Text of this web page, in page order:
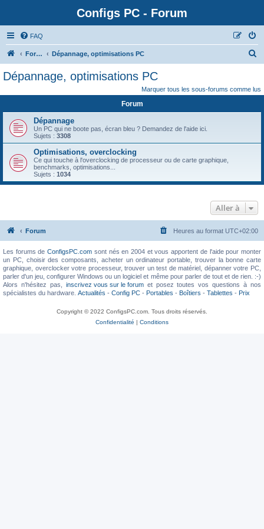
Configs PC - Forum
FAQ
Forum Dépannage, optimisations PC
Dépannage, optimisations PC
Marquer tous les sous-forums comme lus
Forum
Dépannage
Un PC qui ne boote pas, écran bleu ? Demandez de l'aide ici.
Sujets : 3308
Optimisations, overclocking
Ce qui touche à l'overclocking de processeur ou de carte graphique,
benchmarks, optimisations...
Sujets : 1034
Aller à
Forum Heures au format UTC+02:00
Les forums deConfigsPC.com sont nés en 2004 et vous apportent de l'aide pour monter
un PC, choisir des composants, acheter un ordinateur portable, trouver la bonne carte
graphique, overclocker votre processeur, trouver un test de matériel, dépanner votre PC,
parler d'un jeu, configurer Windows ou un logiciel et même pour parler de tout et de rien. :-)
Alors n'hésitez pas, inscrivez vous sur le forumet posez toutes vos questions à nos
spécialistes du hardware. Actualités - Config PC - Portables - Boîtiers - Tablettes - Prix
Copyright © 2022 ConfigsPC.com. Tous droits réservés.
Confidentialité | Conditions